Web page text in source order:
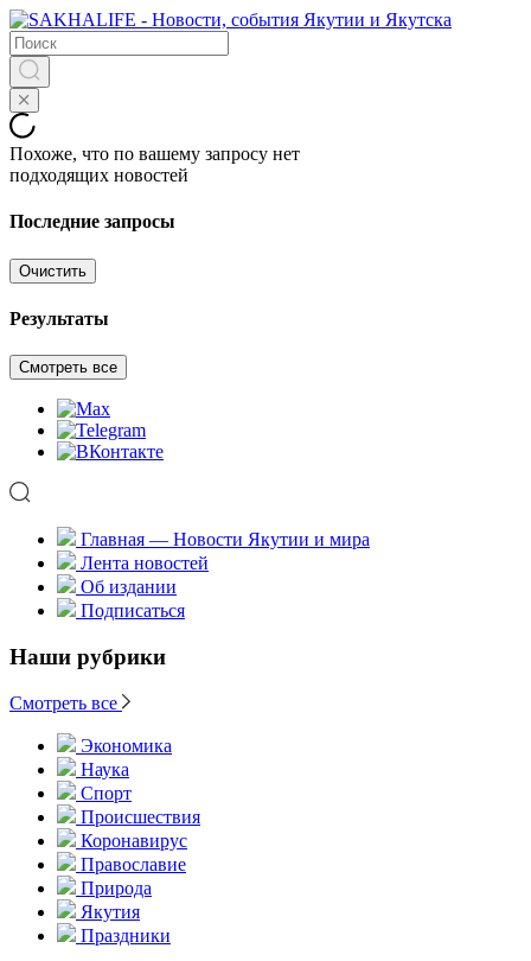
Похоже, что по вашему запросу нет
подходящих новостей
Последние запросы
Очистить
Результаты
Смотреть все
Главная — Новости Якутии и мира
Лента новостей
Об издании
Подписаться
Наши рубрики
Смотреть все
Экономика
Наука
Спорт
Происшествия
Коронавирус
Православие
Природа
Якутия
Праздники